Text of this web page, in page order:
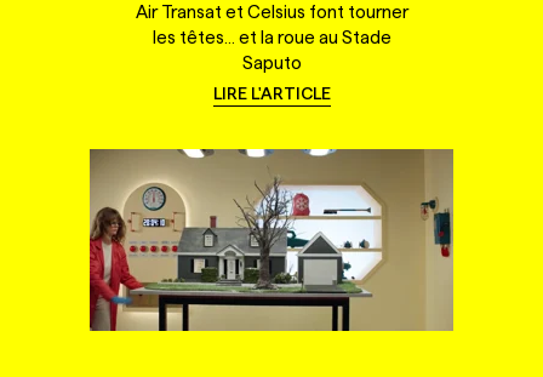
Air Transat et Celsius font tourner
les têtes... et la roue au Stade
Saputo
LIRE L'ARTICLE